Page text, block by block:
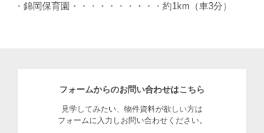
・錦岡保育園・・・・・・・・・・約1km（車3分）
フォームからのお問い合わせはこちら
見学してみたい、物件資料が欲しい方は
フォームに入力しお問い合わせください。